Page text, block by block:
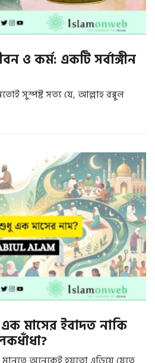
ও কর্ম: একটি সর্বাঙ্গীন
সুস্পষ্ট সত্য যে, আল্লাহ রব্বুল
মাসের ইবাদত নাকি